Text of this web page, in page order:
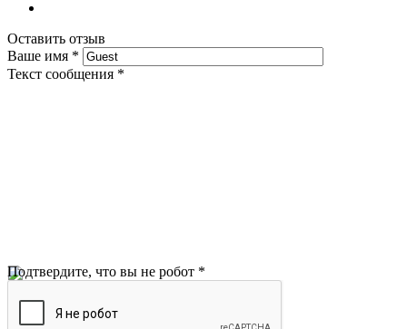
Оставить отзыв
Ваше имя *
Текст сообщения *
Подтвердите, что вы не робот *